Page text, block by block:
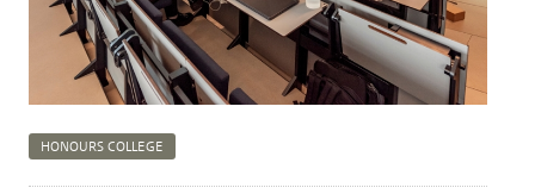
HONOURS COLLEGE